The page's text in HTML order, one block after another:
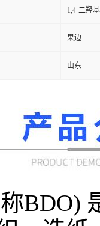
1,4-二羟
果边
山东
BDO)